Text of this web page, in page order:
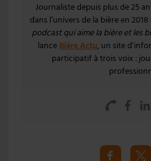
Journaliste depuis plus de 25
dans l’univers de la bière en 2018
podcast qui aime la bière et les
lance Bière Actu, un site
participatif à trois voix :